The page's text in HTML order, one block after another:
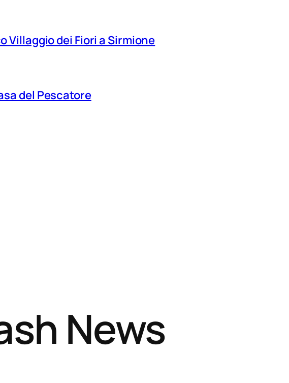
Villaggio dei Fiori a Sirmione
del Pescatore
News